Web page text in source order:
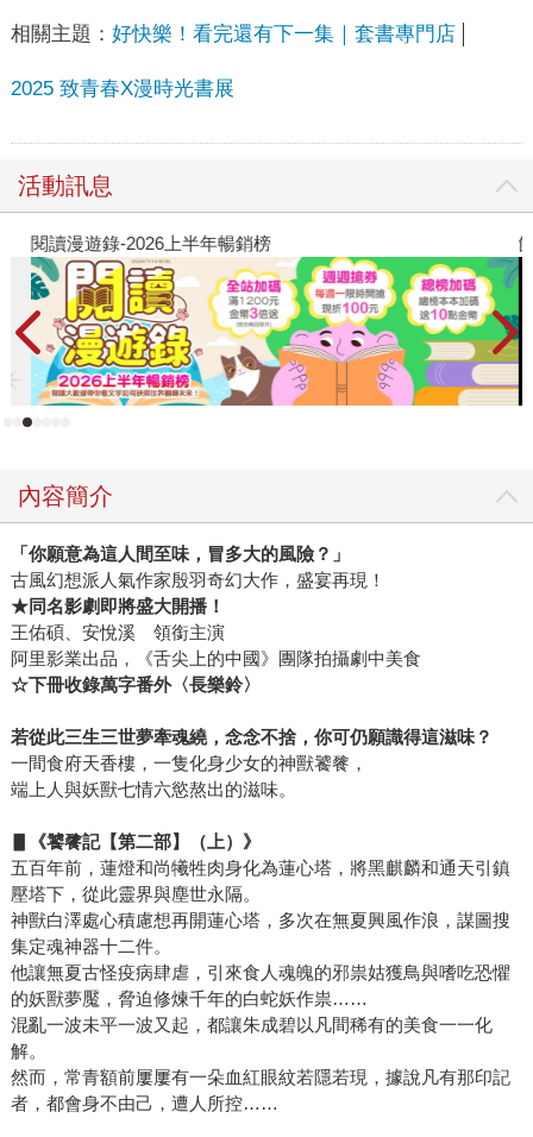
相關主題： 好快樂！看完還有下一集｜套書專門店
2025 致青春X漫時光書展
活動訊息
閱讀漫遊錄-2026上半年暢銷榜
內容簡介
「你願意為這人間至味，冒多大的風險？」
古風幻想派人氣作家殷羽奇幻大作，盛宴再現！
★同名影劇即將盛大開播！
王佑碩、安悅溪 領銜主演
阿里影業出品，《舌尖上的中國》團隊拍攝劇中美食
☆下冊收錄萬字番外〈長樂鈴〉
若從此三生三世夢牽魂繞，念念不捨，你可仍願識得這滋味？
一間食府天香樓，一隻化身少女的神獸饕餮，
端上人與妖獸七情六慾熬出的滋味。
▋《饕餮記【第二部】（上）》
五百年前，蓮燈和尚犧牲肉身化為蓮心塔，將黑麒麟和通天引鎮
壓塔下，從此靈界與塵世永隔。
神獸白澤處心積慮想再開蓮心塔，多次在無夏興風作浪，謀圖搜
集定魂神器十二件。
他讓無夏古怪疫病肆虐，引來食人魂魄的邪祟姑獲鳥與嗜吃恐懼
的妖獸夢魘，脅迫修煉千年的白蛇妖作祟……
混亂一波未平一波又起，都讓朱成碧以凡間稀有的美食一一化
解。
然而，常青額前屢屢有一朵血紅眼紋若隱若現，據說凡有那印記
者，都會身不由己，遭人所控……